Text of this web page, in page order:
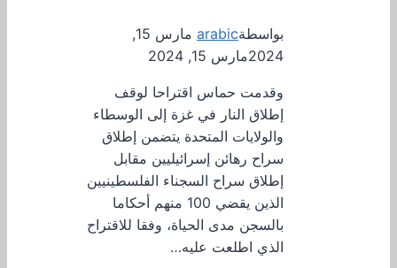
بواسطةarabic
مارس 15,
2024مارس 15, 2024
وقدمت حماس اقتراحا لوقف
إطلاق النار في غزة إلى الوسطاء
والولايات المتحدة يتضمن إطلاق
سراح رهائن إسرائيليين مقابل
إطلاق سراح السجناء الفلسطينيين
الذين يقضي 100 منهم أحكاما
بالسجن مدى الحياة، وفقا للاقتراح
الذي اطلعت عليه…